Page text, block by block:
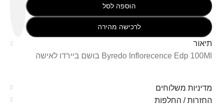
הוספה לסל
לרכישה מהירה
תיאור
Byredo Inflorecence Edp 100Ml בושם ביירדו לאישה
מדיניות משלוחים
החזרות / החלפות